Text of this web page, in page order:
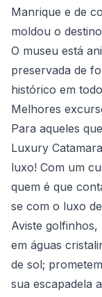
Manrique e de
moldou o
O museu está
preservada de
histórico em
Melhores
Para aqueles
Luxury
luxo! Com um
quem é que
se com o luxo
Aviste
em águas
de sol;
sua escapadela